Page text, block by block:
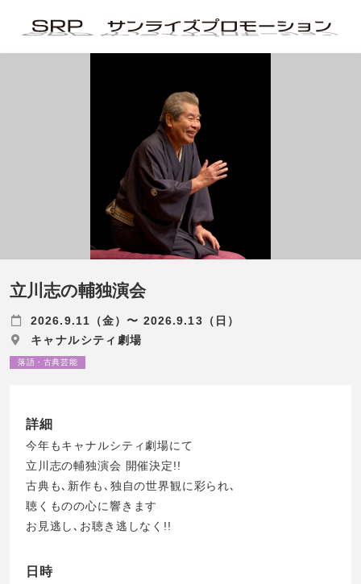
立川志の輔独演会
2026.9.11（金）〜 2026.9.13（日）
キャナルシティ劇場
落語・古典芸能
詳細
今年もキャナルシティ劇場にて
立川志の輔独演会 開催決定!!
古典も､新作も､独自の世界観に彩られ､
聴くものの心に響きます
お見逃し､お聴き逃しなく!!
日時